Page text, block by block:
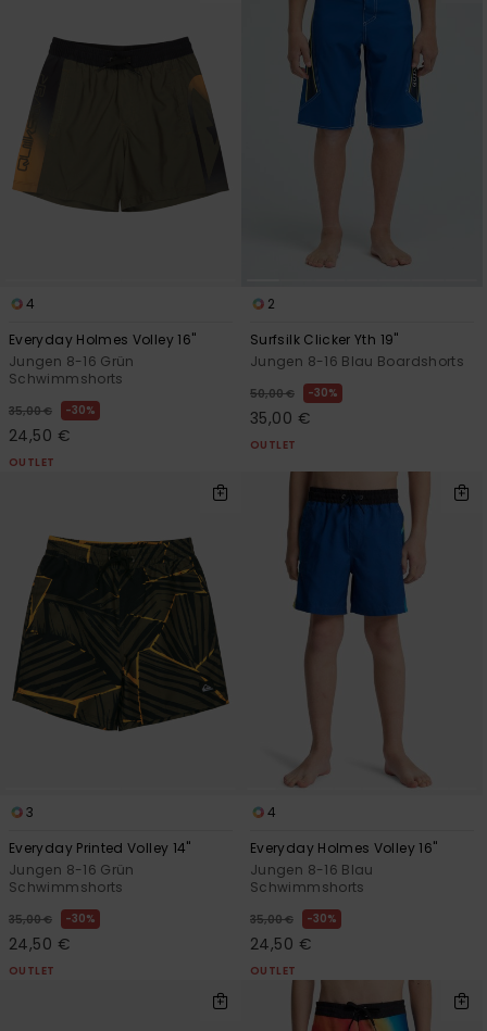
4
Everyday Holmes Volley 16"
Jungen 8-16 Grün
Schwimmshorts
35,00 € 30%
24,50 €
OUTLET
2
Surfsilk Clicker Yth 19"
Jungen 8-16 Blau Boardshorts
50,00 € 30%
35,00 €
OUTLET
3
Everyday Printed Volley 14"
Jungen 8-16 Grün
Schwimmshorts
35,00 € 30%
24,50 €
OUTLET
4
Everyday Holmes Volley 16"
Jungen 8-16 Blau
Schwimmshorts
35,00 € 30%
24,50 €
OUTLET